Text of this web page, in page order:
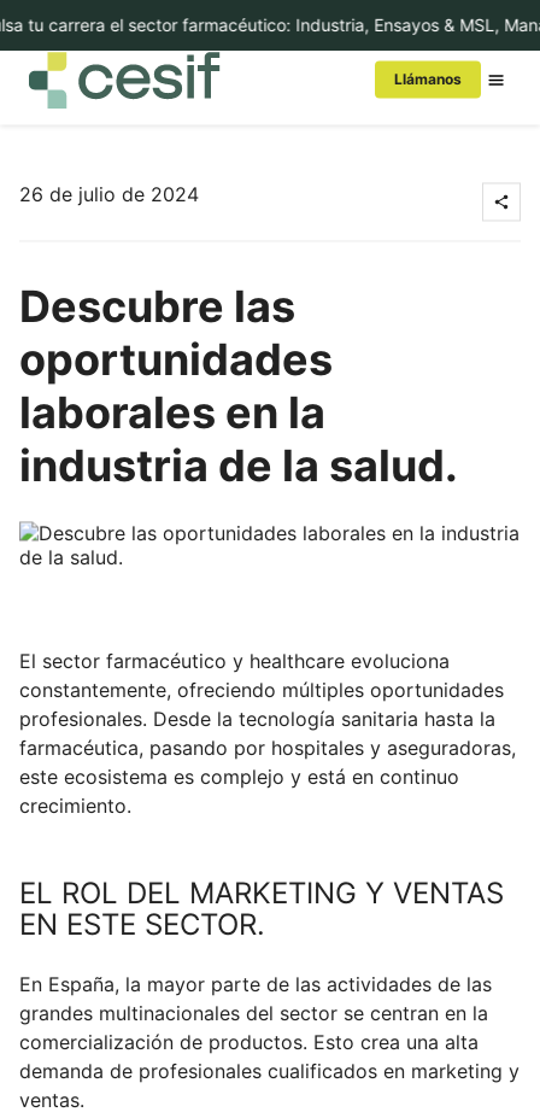
tu carrera el sector farmacéutico: Industria, Ensayos & MSL,
Llámanos
Cursos
Executive Education
Internacional
Campus Virtual
Solicitar información
Llámanos
26 de julio de 2024
Descubre las
oportunidades
laborales en la
industria de la salud.
El sector farmacéutico y healthcare evoluciona
constantemente, ofreciendo múltiples oportunidades
profesionales. Desde la tecnología sanitaria hasta la
farmacéutica, pasando por hospitales y aseguradoras,
este ecosistema es complejo y está en continuo
crecimiento.
EL ROL DEL MARKETING Y VENTAS
EN ESTE SECTOR.
En España, la mayor parte de las actividades de las
grandes multinacionales del sector se centran en la
comercialización de productos. Esto crea una alta
demanda de profesionales cualificados en marketing y
ventas.